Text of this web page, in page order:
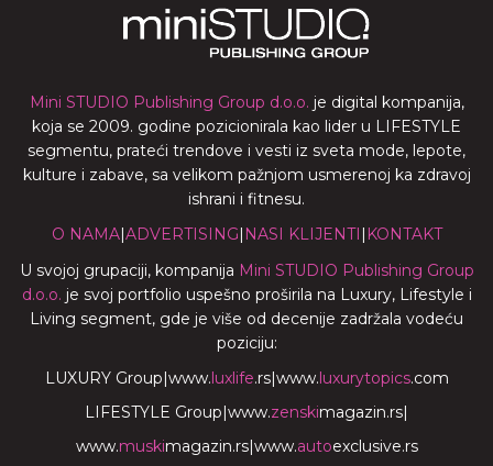
Mini STUDIO Publishing Group d.o.o. je digital kompanija,
koja se 2009. godine pozicionirala kao lider u LIFESTYLE
segmentu, prateći trendove i vesti iz sveta mode, lepote,
kulture i zabave, sa velikom pažnjom usmerenoj ka zdravoj
ishrani i fitnesu.
O NAMA|ADVERTISING| NASI KLIJENTI | KONTAKT
U svojoj grupaciji, kompanija Mini STUDIO Publishing Group
d.o.o. je svoj portfolio uspešno proširila na Luxury, Lifestyle i
Living segment, gde je više od decenije zadržala vodeću
poziciju:
LUXURY Group|www.luxlife.rs|www.luxurytopics.com
LIFESTYLE Group|www.zenskimagazin.rs|
www.muskimagazin.rs|www.autoexclusive.rs